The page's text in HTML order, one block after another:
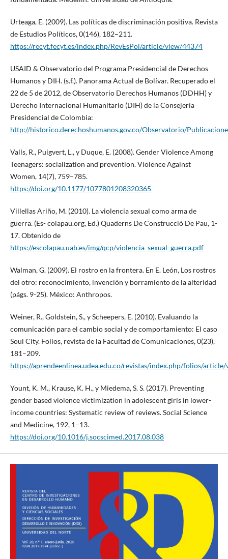
Urteaga, E. (2009). Las políticas de discriminación positiva. Revista
de Estudios Políticos, 0(146), 182–211.
https://recyt.fecyt.es/index.php/RevEsPol/article/view/44374
USAID & Observatorio del Programa Presidencial de Derechos
Humanos y DIH. (s.f.). Panorama Actual de Bolívar. Recuperado el
22 de 5 de 2012, de Observatorio Derechos Humanos (DDHH) y
Derecho Internacional Humanitario (DIH) de la Consejería
Presidencial de Colombia:
http://historico.derechoshumanos.gov.co/Observatorio/
Valls, R., Puigvert, L., y Duque, E. (2008). Gender Violence Among
Teenagers: socialization and prevention. Violence Against
Women, 14(7), 759–785.
https://doi.org/10.1177/1077801208320365
Villellas Ariño, M. (2010). La violencia sexual como arma de
guerra. (Es- colapau.org, Ed.) Quaderns De Construcció De Pau, 1-
17. Obtenido de
https://escolapau.uab.es/img/qcp/violencia_sexual_guerra.pdf
Walman, G. (2009). El rostro en la frontera. En E. León, Los rostros
del otro: reconocimiento, invención y borramiento de la alteridad
(págs. 9-25). México: Anthropos.
Weiner, R., Goldstein, S., y Scheepers, E. (2010). Evaluando la
comunicación para el cambio social y de comportamiento: El caso
Soul City. Folios, revista de la Facultad de Comunicaciones, 0(23),
181–209.
https://aprendeenlinea.udea.edu.co/revistas/index.php/folios/
Yount, K. M., Krause, K. H., y Miedema, S. S. (2017). Preventing
gender based violence victimization in adolescent girls in lower-
income countries: Systematic review of reviews. Social Science
and Medicine, 192, 1–13.
https://doi.org/10.1016/j.socscimed.2017.08.038